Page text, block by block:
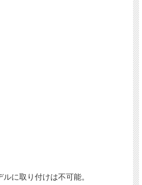
に取り付けは不可能。